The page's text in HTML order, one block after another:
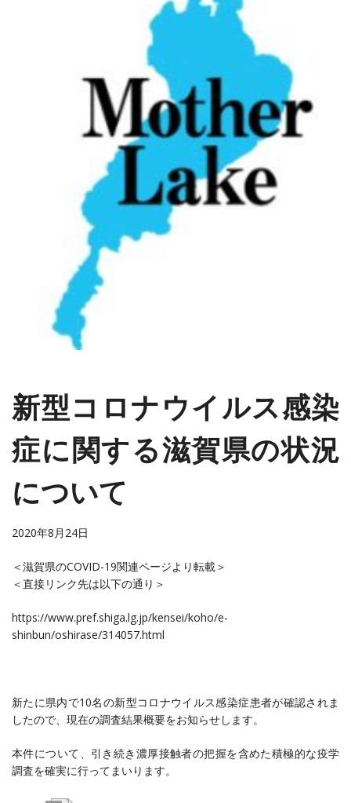
新型コロナウイルス感染
症に関する滋賀県の状況
について
2020年8月24日
＜滋賀県のCOVID-19関連ページより転載＞
＜直接リンク先は以下の通り＞
https://www.pref.shiga.lg.jp/kensei/koho/e-
shinbun/oshirase/314057.html
新たに県内で10名の新型コロナウイルス感染症患者が確認されま
したので、現在の調査結果概要をお知らせします。
本件について、引き続き濃厚接触者の把握を含めた積極的な疫学
調査を確実に行ってまいります。